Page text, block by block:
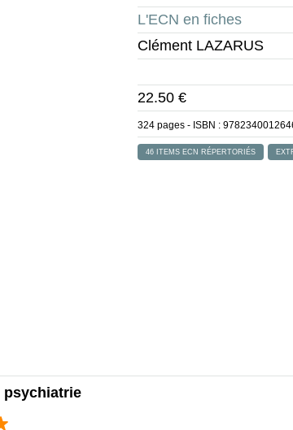
L'ECN en fiches
Clément LAZARUS
22.50 €
324 pages - ISBN :
46 ITEMS ECN RÉPERTORIÉS
psychiatrie